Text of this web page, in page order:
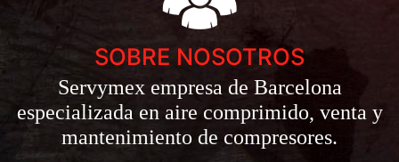
SOBRE NOSOTROS
Servymex empresa de Barcelona
especializada en aire comprimido, venta y
mantenimiento de compresores.